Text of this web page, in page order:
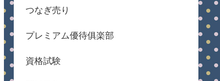
つなぎ売り
プレミアム優待俱楽部
資格試験